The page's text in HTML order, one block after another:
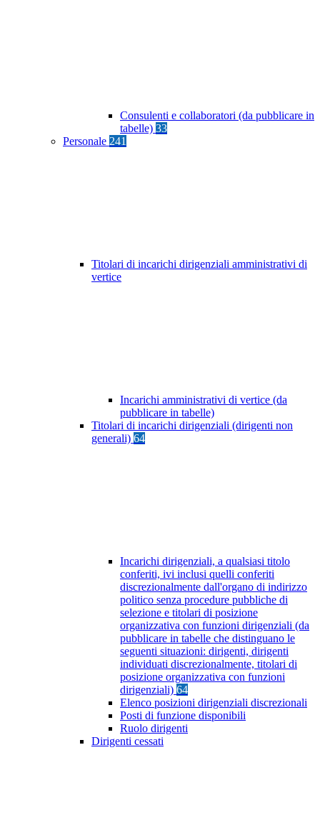
Consulenti e collaboratori (da pubblicare in
tabelle) 33
Personale 241
Titolari di incarichi dirigenziali amministrativi di
vertice
Incarichi amministrativi di vertice (da
pubblicare in tabelle)
Titolari di incarichi dirigenziali (dirigenti non
generali) 64
Incarichi dirigenziali, a qualsiasi titolo
conferiti, ivi inclusi quelli conferiti
discrezionalmente dall'organo di indirizzo
politico senza procedure pubbliche di
selezione e titolari di posizione
organizzativa con funzioni dirigenziali (da
pubblicare in tabelle che distinguano le
seguenti situazioni: dirigenti, dirigenti
individuati discrezionalmente, titolari di
posizione organizzativa con funzioni
dirigenziali) 64
Elenco posizioni dirigenziali discrezionali
Posti di funzione disponibili
Ruolo dirigenti
Dirigenti cessati